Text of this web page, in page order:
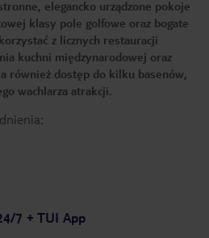
elegancko urządzone pokoje
klasy pole golfowe oraz bogate
z licznych restauracji
kuchni międzynarodowej oraz
również dostęp do kilku basenów,
wachlarza atrakcji.
7 + TUI App